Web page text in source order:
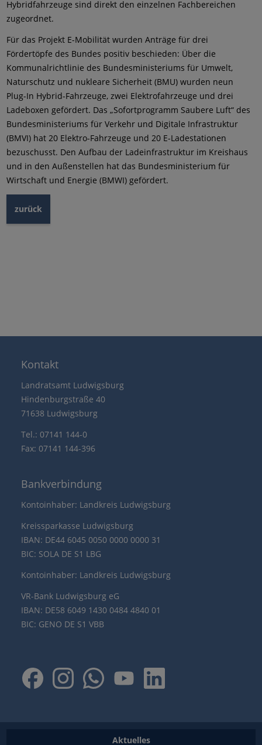
Hybridfahrzeuge sind direkt den einzelnen Fachbereichen
zugeordnet.
Für das Projekt E-Mobilität wurden Anträge für drei
Fördertöpfe des Bundes positiv beschieden: Über die
Kommunalrichtlinie des Bundesministeriums für Umwelt,
Naturschutz und nukleare Sicherheit (BMU) wurden neun
Plug-In Hybrid-Fahrzeuge, zwei Elektrofahrzeuge und drei
Ladeboxen gefördert. Das „Sofortprogramm Saubere Luft“ des
Bundesministeriums für Verkehr und Digitale Infrastruktur
(BMVI) hat 20 Elektro-Fahrzeuge und 20 E-Ladestationen
bezuschusst. Den Aufbau der Ladeinfrastruktur im Kreishaus
und in den Außenstellen hat das Bundesministerium für
Wirtschaft und Energie (BMWI) gefördert.
zurück
Kontakt
Landratsamt Ludwigsburg
Hindenburgstraße 40
71638 Ludwigsburg
Tel.: 07141 144-0
Fax: 07141 144-396
Bankverbindung
Kontoinhaber: Landkreis Ludwigsburg
Kreissparkasse Ludwigsburg
IBAN: DE44 6045 0050 0000 0000 31
BIC: SOLA DE S1 LBG
Kontoinhaber: Landkreis Ludwigsburg
VR-Bank Ludwigsburg eG
IBAN: DE58 6049 1430 0484 4840 01
BIC: GENO DE S1 VBB
Aktuelles